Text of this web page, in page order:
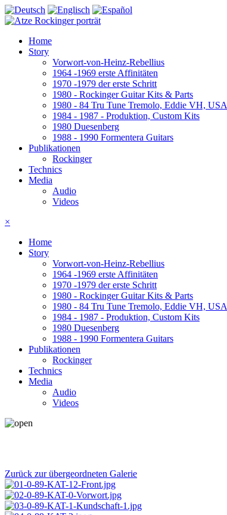
Home
Story
Vorwort-von-Heinz-Rebellius
1964 -1969 erste Affinitäten
1970 -1979 der erste Schritt
1980 - Rockinger Guitar Kits & Parts
1980 - 84 Tru Tune Tremolo, Eddie VH, USA
1984 - 1987 - Produktion, Custom Kits
1980 Duesenberg
1988 - 1990 Formentera Guitars
Publikationen
Rockinger
Technics
Media
Audio
Videos
×
Home
Story
Vorwort-von-Heinz-Rebellius
1964 -1969 erste Affinitäten
1970 -1979 der erste Schritt
1980 - Rockinger Guitar Kits & Parts
1980 - 84 Tru Tune Tremolo, Eddie VH, USA
1984 - 1987 - Produktion, Custom Kits
1980 Duesenberg
1988 - 1990 Formentera Guitars
Publikationen
Rockinger
Technics
Media
Audio
Videos
Zurück zur übergeordneten Galerie